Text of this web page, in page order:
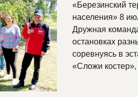
«Березинский
населения» 8
Дружная
остановках
соревнуясь в
«Сложи